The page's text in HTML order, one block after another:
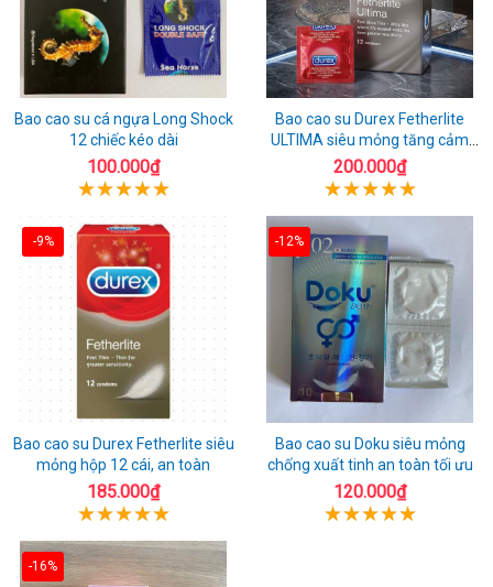
Bao cao su cá ngựa Long Shock
12 chiếc kéo dài
100.000₫
Bao cao su Durex Fetherlite
ULTIMA siêu mỏng tăng cảm
giác
200.000₫
-9%
Bao cao su Durex Fetherlite siêu
mỏng hộp 12 cái, an toàn
185.000₫
-12%
Bao cao su Doku siêu mỏng
chống xuất tinh an toàn tối ưu
120.000₫
-16%